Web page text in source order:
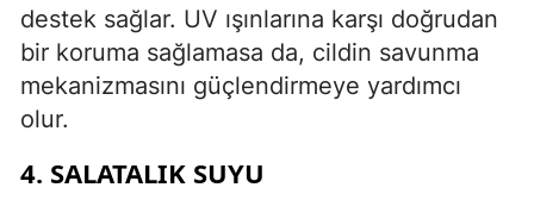
destek sağlar. UV ışınlarına karşı doğrudan
bir koruma sağlamasa da, cildin savunma
mekanizmasını güçlendirmeye yardımcı
olur.
4. SALATALIK SUYU